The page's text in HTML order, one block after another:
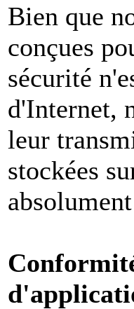
Bien que
conçues
sécurité
d'Internet,
leur
stockées